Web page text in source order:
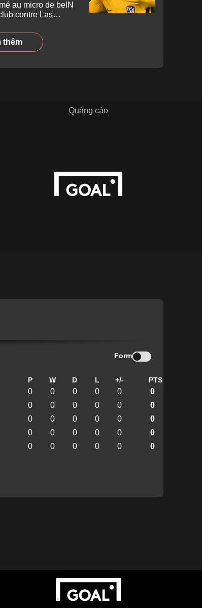
au micro de beIN
contre Las
thêm
Form
P W D L +/- PTS
0 0 0 0 0 0
0 0 0 0 0 0
0 0 0 0 0 0
0 0 0 0 0 0
0 0 0 0 0 0